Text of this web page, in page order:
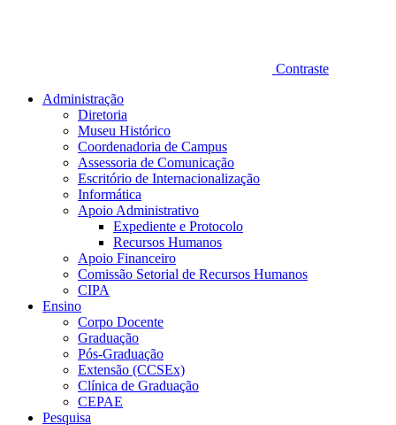
Contraste
Administração
Diretoria
Museu Histórico
Coordenadoria de Campus
Assessoria de Comunicação
Escritório de Internacionalização
Informática
Apoio Administrativo
Expediente e Protocolo
Recursos Humanos
Apoio Financeiro
Comissão Setorial de Recursos Humanos
CIPA
Ensino
Corpo Docente
Graduação
Pós-Graduação
Extensão (CCSEx)
Clínica de Graduação
CEPAE
Pesquisa